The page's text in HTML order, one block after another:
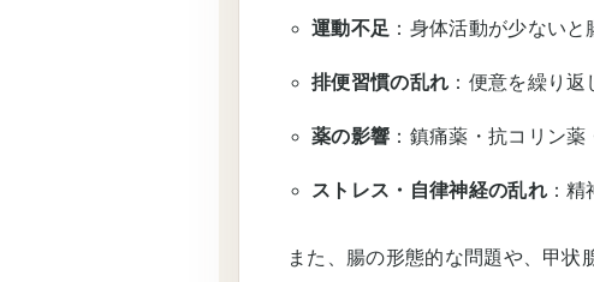
運動不足 ：身体活動が少ない
排便習慣の乱れ ：便意を繰り
薬の影響 ：鎮痛薬・抗コリン
ストレス・自律神経の乱れ：精
また、腸の形態的な問題や、甲